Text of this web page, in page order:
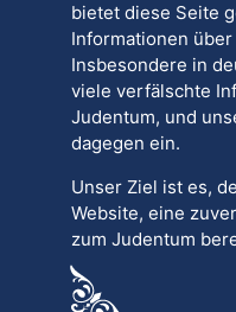
bietet diese Seite
Informationen
Insbesondere in
viele verfälschte
Judentum, und
dagegen ein.
Unser Ziel ist es,
Website, eine
zum Judentum